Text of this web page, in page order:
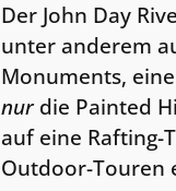
Der John Day
unter anderem
Monuments,
nurdie Painted
auf eine Rafting-
Outdoor-Touren